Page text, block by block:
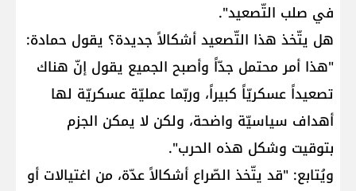
في صلب التّصعيد".
هل يتّخذ هذا التّصعيد أشكالاً جديدة؟ يقول حمادة:
"هذا أمر محتمل جدّاً وأصبح الجميع يقول إنّ هناك
تصعيداً عسكريّاً كبيراً، وربّما عمليّة عسكريّة لها
أهداف سياسيّة واضحة، ولكن لا يمكن الجزم
بتوقيت وشكل هذه الحرب".
ويُتابع: "قد يتّخذ الصّراع أشكالاً عدّة، من اغتيالات أو